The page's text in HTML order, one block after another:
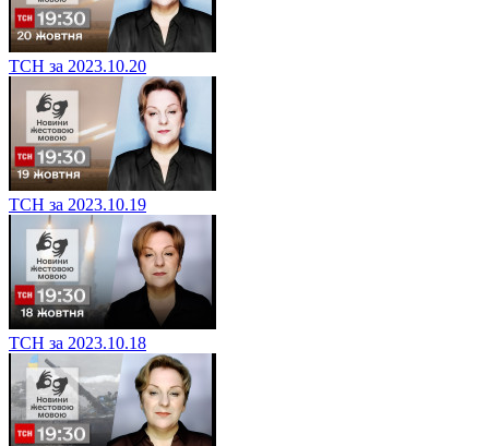
ТСН за 2023.10.20
ТСН за 2023.10.19
ТСН за 2023.10.18